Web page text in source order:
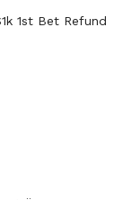
1st Bet Refund